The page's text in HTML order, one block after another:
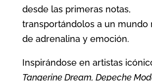
desde las primeras notas,
transportándolos a un mundo
de adrenalina y emoción.
Inspirándose en artistas
Tangerine Dream, Depeche